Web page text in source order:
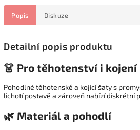
Popis Diskuze
Detailní popis produktu
👗 Pro těhotenství i kojení
Pohodlné těhotenské a kojicí šaty s
lichotí postavě a zároveň nabízí diskrétní
🌿 Materiál a pohodlí